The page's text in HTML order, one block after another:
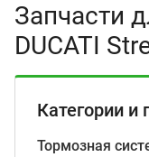
Запчасти
DUCATI
Категории и
Тормозная